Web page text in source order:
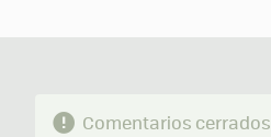
Comentarios cerrados